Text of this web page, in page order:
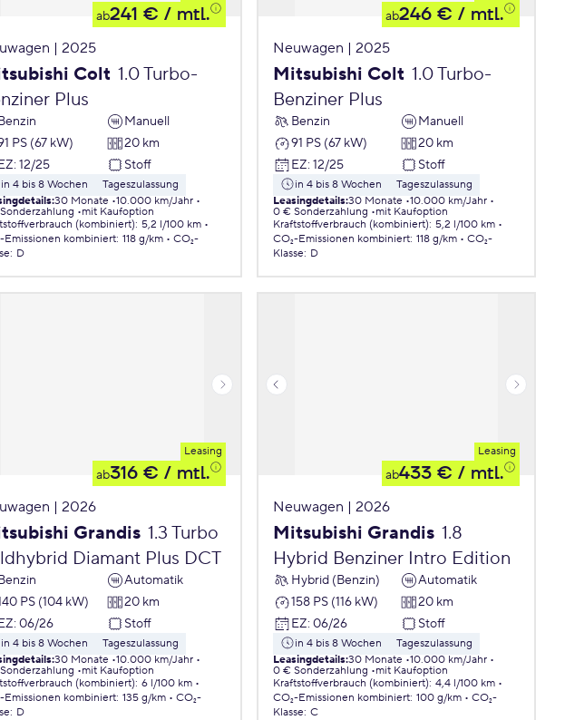
ab241 € / mtl.
| 2025
Colt 1.0 Turbo-
Plus
Manuell
PS (67 kW)
20 km
: 12/25 Stoff
in 4 bis 8 Wochen
Tageszulassung
:30 Monate 10.000 km/Jahr
mit Kaufoption
(kombiniert): 5,2 l/100 km
Emissionen kombiniert: 118 g/km
CO₂-
: D
ab246 € / mtl.
Neuwagen | 2025
Mitsubishi Colt 1.0 Turbo-
Benziner Plus
Benzin
Manuell
91 PS (67 kW)
20 km
EZ: 12/25 Stoff
in 4 bis 8 Wochen
Tageszulassung
Leasingdetails:30 Monate 10.000 km/Jahr
0 € Sonderzahlung
mit Kaufoption
Kraftstoffverbrauch (kombiniert): 5,2 l/100 km
CO₂-Emissionen kombiniert: 118 g/km
CO₂-
Klasse: D
Leasing
ab316 € / mtl.
| 2026
Grandis 1.3 Turbo
Diamant Plus DCT
Automatik
PS (104 kW)
20 km
: 06/26 Stoff
in 4 bis 8 Wochen
Tageszulassung
:30 Monate 10.000 km/Jahr
mit Kaufoption
(kombiniert): 6 l/100 km
Emissionen kombiniert: 135 g/km
CO₂-
: D
Leasing
ab433 € / mtl.
Neuwagen | 2026
Mitsubishi Grandis 1.8
Hybrid Benziner Intro Edition
Hybrid (Benzin)
Automatik
158 PS (116 kW)
20 km
EZ: 06/26 Stoff
in 4 bis 8 Wochen
Tageszulassung
Leasingdetails:30 Monate 10.000 km/Jahr
0 € Sonderzahlung
mit Kaufoption
Kraftstoffverbrauch (kombiniert): 4,4 l/100 km
CO₂-Emissionen kombiniert: 100 g/km
CO₂-
Klasse: C